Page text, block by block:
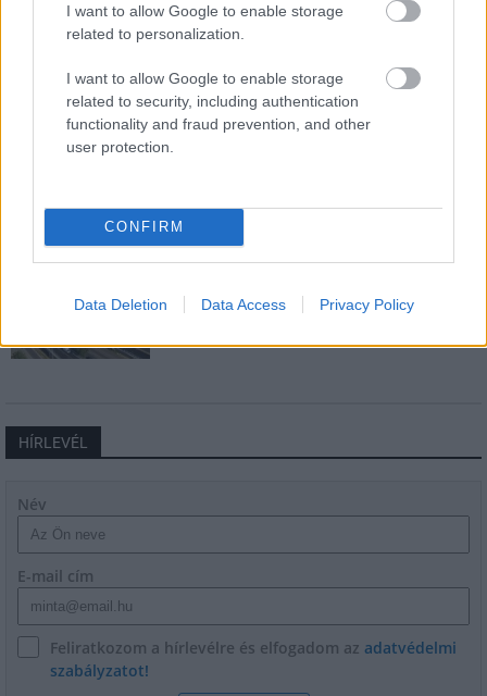
I want to allow Google to enable storage
related to personalization.
I want to allow Google to enable storage
related to security, including authentication
functionality and fraud prevention, and other
user protection.
CONFIRM
Data Deletion Data Access Privacy Policy
Új gyalogosátkelők és jelzőlámpás
Másfélszeresére bővítik
Látványos építési szakasz indult be a
HÍRLEVÉL
Név
E-mail cím
Feliratkozom a hírlevélre és elfogadom az adatvédelmi
szabályzatot!